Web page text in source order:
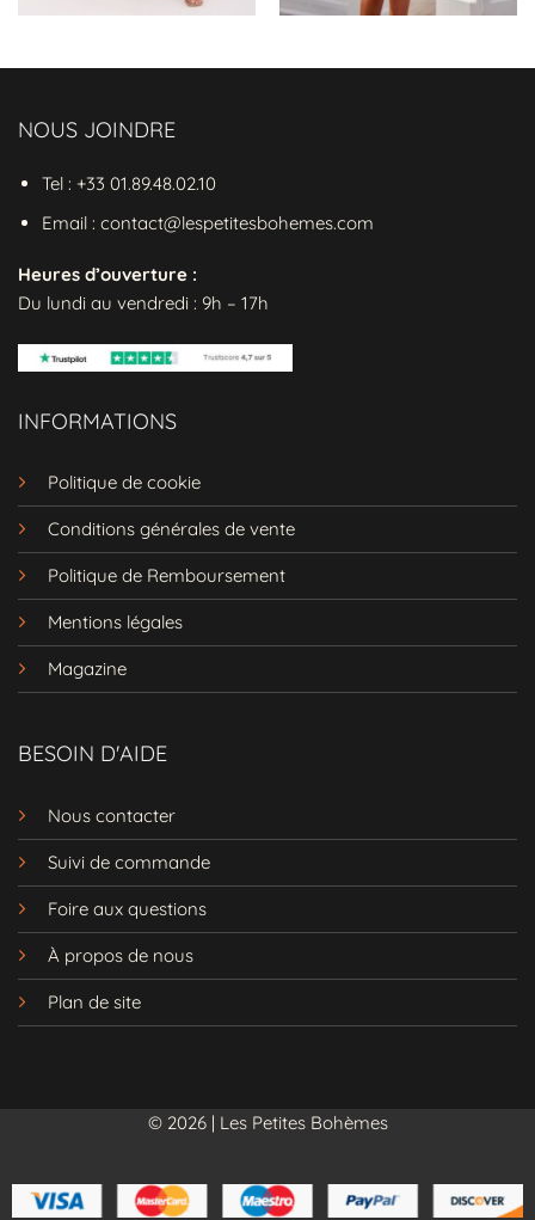
NOUS JOINDRE
Tel : +33 01.89.48.02.10
Email : contact@lespetitesbohemes.com
Heures d’ouverture :
Du lundi au vendredi : 9h – 17h
INFORMATIONS
Politique de cookie
Conditions générales de vente
Politique de Remboursement
Mentions légales
Magazine
BESOIN D'AIDE
Nous contacter
Suivi de commande
Foire aux questions
À propos de nous
Plan de site
© 2026 | Les Petites Bohèmes